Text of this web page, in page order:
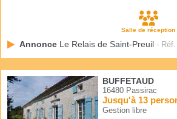
Salle de réception
Annonce Le Relais de Saint-Preuil -
BUFFETAUD
16480 Passirac
Jusqu'à 13
Gestion libre